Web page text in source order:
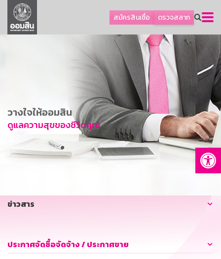
สมัครสินเชื่อ ตรวจสลาก
ลูกค้าธุรกิจ
ลูกค้าผู้ประกอบรายย่อย
การพัฒนาที่ยั่งยืน
ข่าวสาร
บริการทางการเงิน
อื่นๆ
วางใจให้ออมสิน
ดูแลความสุขของชีวิตคุณ
ข่าวสาร
ประกาศจัดซื้อจัดจ้าง / ประกาศขาย